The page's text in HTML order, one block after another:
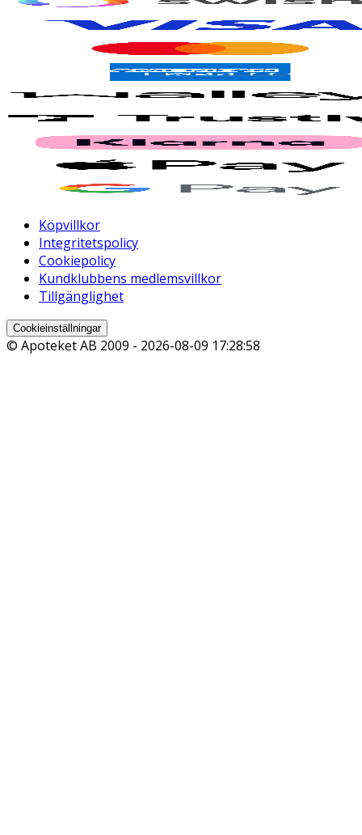
Köpvillkor
Integritetspolicy
Cookiepolicy
Kundklubbens medlemsvillkor
Tillgänglighet
Cookieinställningar
© Apoteket AB 2009 - 2026-08-09 17:28:58